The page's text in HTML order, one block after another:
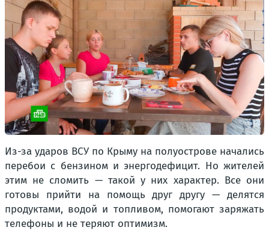
Из-за ударов ВСУ по Крыму на полуострове начались
перебои с бензином и энергодефицит. Но жителей
этим не сломить — такой у них характер. Все они
готовы прийти на помощь друг другу — делятся
продуктами, водой и топливом, помогают заряжать
телефоны и не теряют оптимизм.